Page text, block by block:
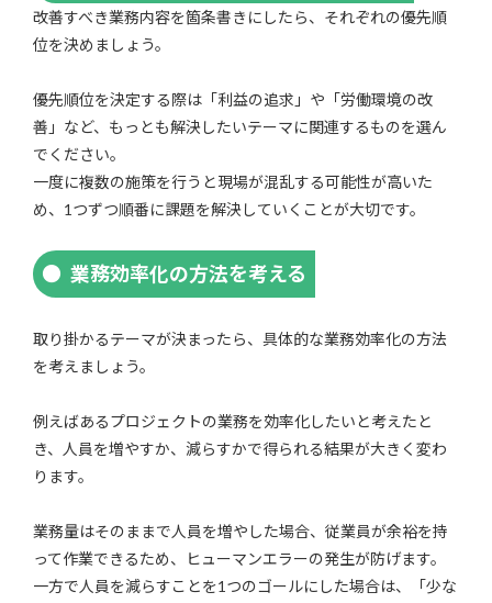
改善すべき業務内容を箇条書きにしたら、それぞれの優先順
位を決めましょう。
優先順位を決定する際は「利益の追求」や「労働環境の改
善」など、もっとも解決したいテーマに関連するものを選ん
でください。
一度に複数の施策を行うと現場が混乱する可能性が高いた
め、1つずつ順番に課題を解決していくことが大切です。
業務効率化の方法を考える
取り掛かるテーマが決まったら、具体的な業務効率化の方法
を考えましょう。
例えばあるプロジェクトの業務を効率化したいと考えたと
き、人員を増やすか、減らすかで得られる結果が大きく変わ
ります。
業務量はそのままで人員を増やした場合、従業員が余裕を持
って作業できるため、ヒューマンエラーの発生が防げます。
一方で人員を減らすことを1つのゴールにした場合は、「少な